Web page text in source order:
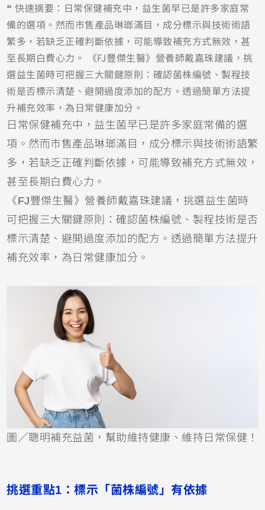
❝ 快速摘要：日常保健補充中，益生菌早已是許多家庭常
備的選項。然而市售產品琳瑯滿目，成分標示與技術術語
繁多，若缺乏正確判斷依據，可能導致補充方式無效，甚
至長期白費心力。 《FJ豐傑生醫》營養師戴嘉珠建議，挑
選益生菌時可把握三大關鍵原則：確認菌株編號、製程技
術是否標示清楚、避開過度添加的配方。透過簡單方法提
升補充效率，為日常健康加分。
日常保健補充中，益生菌早已是許多家庭常備的選
項。然而市售產品琳瑯滿目，成分標示與技術術語繁
多，若缺乏正確判斷依據，可能導致補充方式無效，
甚至長期白費心力。
《FJ豐傑生醫》營養師戴嘉珠建議，挑選益生菌時
可把握三大關鍵原則：確認菌株編號、製程技術是否
標示清楚、避開過度添加的配方。透過簡單方法提升
補充效率，為日常健康加分。
圖／聰明補充益菌，幫助維持健康、維持日常保健！
挑選重點1：標示「菌株編號」有依據